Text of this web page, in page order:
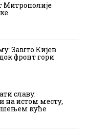
Митрополије
Зашто Кијев
фронт гори
славу:
на истом месту,
куће